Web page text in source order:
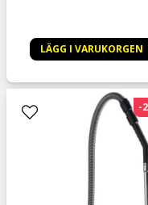
LÄGG I VARUKORGEN
-